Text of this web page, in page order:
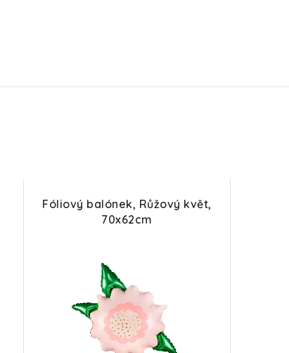
Fóliový balónek, Růžový květ,
70x62cm